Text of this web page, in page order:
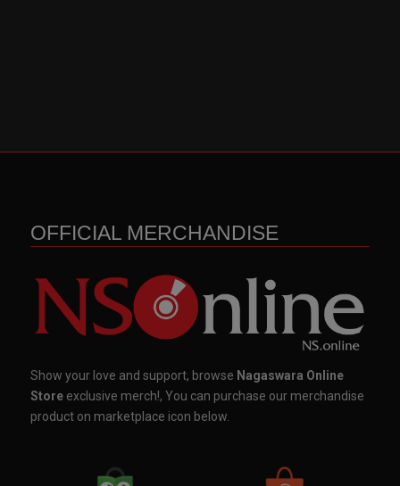
OFFICIAL MERCHANDISE
Show your love and support, browse Nagaswara Online
Store exclusive merch!, You can purchase our merchandise
product on marketplace icon below.